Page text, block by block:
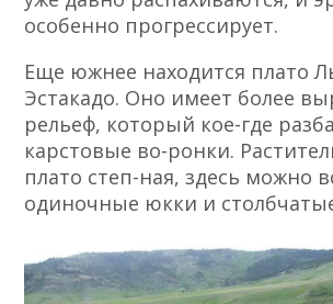
особенно прогрессирует.
Еще южнее находится плато
Эстакадо. Оно имеет более
рельеф, который кое-где
карстовые во-ронки.
плато степ-ная, здесь можно
одиночные юкки и